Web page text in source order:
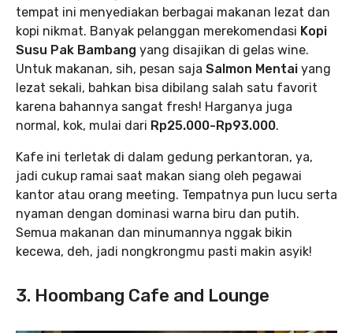
tempat ini menyediakan berbagai makanan lezat dan
kopi nikmat. Banyak pelanggan merekomendasi Kopi
Susu Pak Bambang yang disajikan di gelas wine.
Untuk makanan, sih, pesan saja Salmon Mentai yang
lezat sekali, bahkan bisa dibilang salah satu favorit
karena bahannya sangat fresh! Harganya juga
normal, kok, mulai dari Rp25.000-Rp93.000.
Kafe ini terletak di dalam gedung perkantoran, ya,
jadi cukup ramai saat makan siang oleh pegawai
kantor atau orang meeting. Tempatnya pun lucu serta
nyaman dengan dominasi warna biru dan putih.
Semua makanan dan minumannya nggak bikin
kecewa, deh, jadi nongkrongmu pasti makin asyik!
3. Hoombang Cafe and Lounge